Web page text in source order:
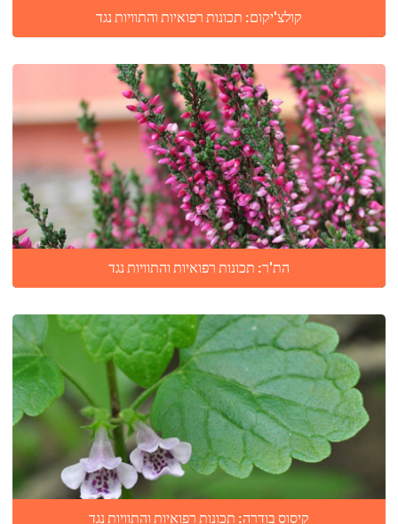
קולצ'יקום: תכונות רפואיות והתוויות נגד
הת'ר: תכונות רפואיות והתוויות נגד
קיסוס בודרה: תכונות רפואיות והתוויות נגד